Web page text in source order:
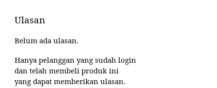
Ulasan
Belum ada ulasan.
Hanya pelanggan yang sudah login
dan telah membeli produk ini
yang dapat memberikan ulasan.